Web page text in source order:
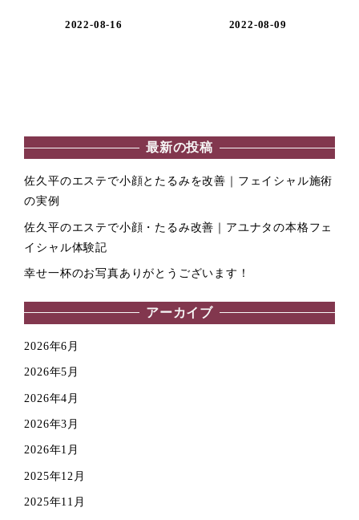
2022-08-16 2022-08-09
最新の投稿
佐久平のエステで小顔とたるみを改善｜フェイシャル施術
の実例
佐久平のエステで小顔・たるみ改善｜アユナタの本格フェ
イシャル体験記
幸せ一杯のお写真ありがとうございます！
アーカイブ
2026年6月
2026年5月
2026年4月
2026年3月
2026年1月
2025年12月
2025年11月